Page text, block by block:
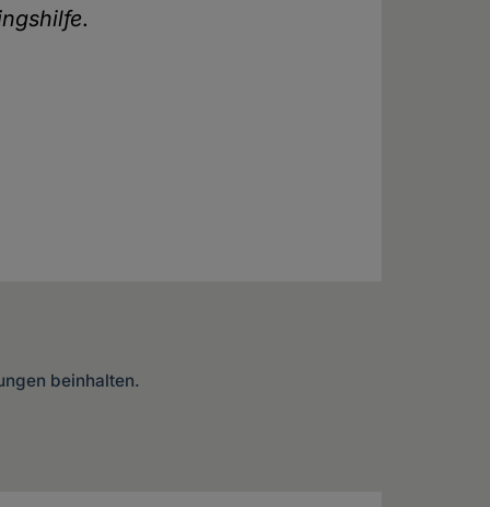
.
beinhalten.